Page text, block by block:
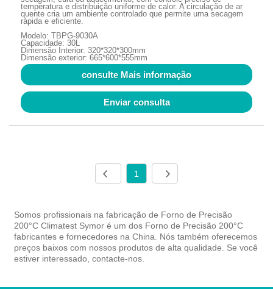
temperatura e distribuição uniforme de calor. A circulação de ar
quente cria um ambiente controlado que permite uma secagem
rápida e eficiente.
Modelo: TBPG-9030A
Capacidade: 30L
Dimensão Interior: 320*320*300mm
Dimensão exterior: 665*600*555mm
consulte Mais informação
Enviar consulta
1
Somos profissionais na fabricação de Forno de Precisão
200°C Climatest Symor é um dos Forno de Precisão 200°C
fabricantes e fornecedores na China. Nós também oferecemos
preços baixos com nossos produtos de alta qualidade. Se você
estiver interessado, contacte-nos.